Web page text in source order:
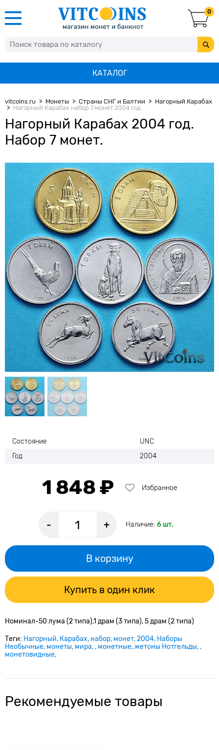
0
КАТАЛОГ
vitcoins.ru Монеты Страны СНГ и Балтии
Нагорный Карабах
Нагорный Карабах набор 7 монет 2004 год.
Нагорный Карабах 2004 год.
Набор 7 монет.
Состояние
UNC
Год
2004
1 848 ₽ Избранное
- + Наличие: 6 шт.
В корзину
Купить в один клик
Номинал-50 лума (2 типа),1 драм (3 типа), 5 драм (2 типа)
Теги: Нагорный Карабах набор монет 2004 Наборы
Нeoбычные монеты мира монетные жетоны Нотгельды
монетовидные
Рекомендуемые товары